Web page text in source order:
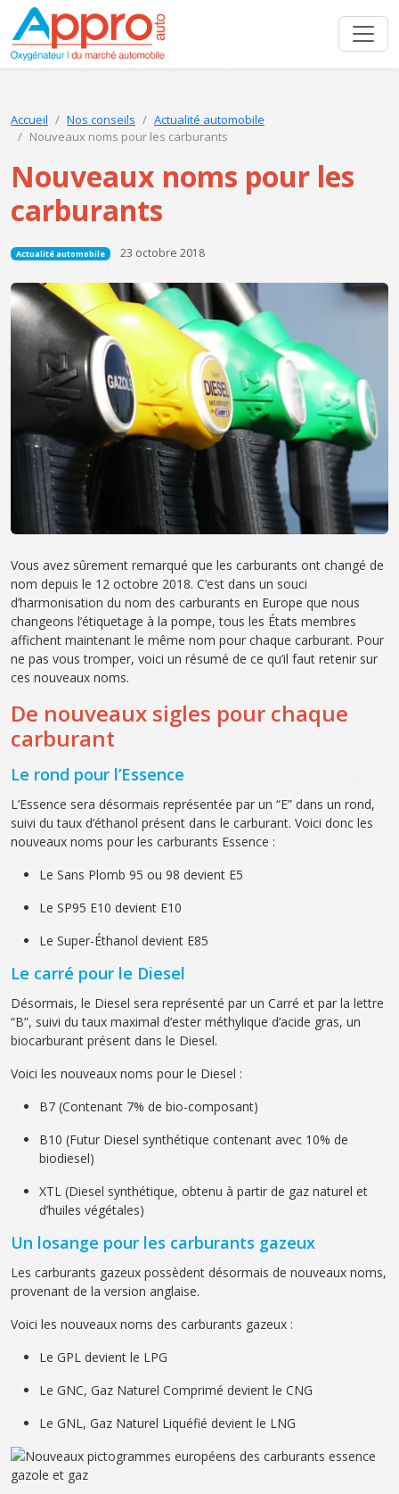
Accueil Nos conseils
Actualité automobile
Nouveaux noms pour les carburants
Nouveaux noms pour les
carburants
Actualité automobile 23 octobre 2018
Vous avez sûrement remarqué que les carburants ont changé de
nom depuis le 12 octobre 2018. C’est dans un souci
d’harmonisation du nom des carburants en Europe que nous
changeons l’étiquetage à la pompe, tous les États membres
affichent maintenant le même nom pour chaque carburant. Pour
ne pas vous tromper, voici un résumé de ce qu’il faut retenir sur
ces nouveaux noms.
De nouveaux sigles pour chaque
carburant
Le rond pour l’Essence
L’Essence sera désormais représentée par un “E” dans un rond,
suivi du taux d’éthanol présent dans le carburant. Voici donc les
nouveaux noms pour les carburants Essence :
Le Sans Plomb 95 ou 98 devient E5
Le SP95 E10 devient E10
Le Super-Éthanol devient E85
Le carré pour le Diesel
Désormais, le Diesel sera représenté par un Carré et par la lettre
“B”, suivi du taux maximal d’ester méthylique d’acide gras, un
biocarburant présent dans le Diesel.
Voici les nouveaux noms pour le Diesel :
B7 (Contenant 7% de bio-composant)
B10 (Futur Diesel synthétique contenant avec 10% de
biodiesel)
XTL (Diesel synthétique, obtenu à partir de gaz naturel et
d’huiles végétales)
Un losange pour les carburants gazeux
Les carburants gazeux possèdent désormais de nouveaux noms,
provenant de la version anglaise.
Voici les nouveaux noms des carburants gazeux :
Le GPL devient le LPG
Le GNC, Gaz Naturel Comprimé devient le CNG
Le GNL, Gaz Naturel Liquéfié devient le LNG